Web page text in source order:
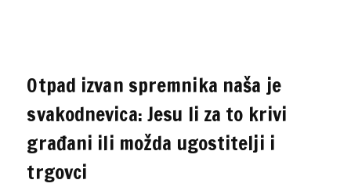
Otpad izvan spremnika naša je
svakodnevica: Jesu li za to krivi
građani ili možda ugostitelji i
trgovci